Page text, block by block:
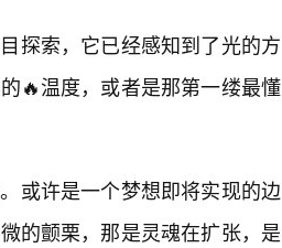
探索，它已经感知到了光的方
🔥温度，或者是那第一缕最懂
或许是一个梦想即将实现的边
的颤栗，那是灵魂在扩张，是